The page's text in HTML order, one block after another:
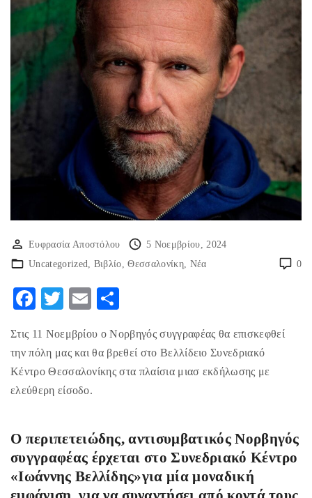
Ευφρασία Αποστόλου
5 Νοεμβρίου, 2024
Uncategorized
Βιβλίο Θεσσαλονίκη Νέα 0
F
eb
o
o
T
itt
er
E
ai
l
ρ
α
τε
Στις 11 Νοεμβρίου ο Νορβηγός συγγραφέας θα επισκεφθεί
την πόλη μας και θα βρεθεί στο Βελλίδειο Συνεδριακό
Κέντρο Θεσσαλονίκης στα πλαίσια μιασ εκδήλωσης με
ελεύθερη είσοδο.
O περιπετειώδης, αντισυμβατικός Νορβηγός
συγγραφέας έρχεται στο Συνεδριακό Κέντρο
«Ιωάννης Βελλίδης»για μία μοναδική
εμφάνιση, για να συναντήσει από κοντά τους